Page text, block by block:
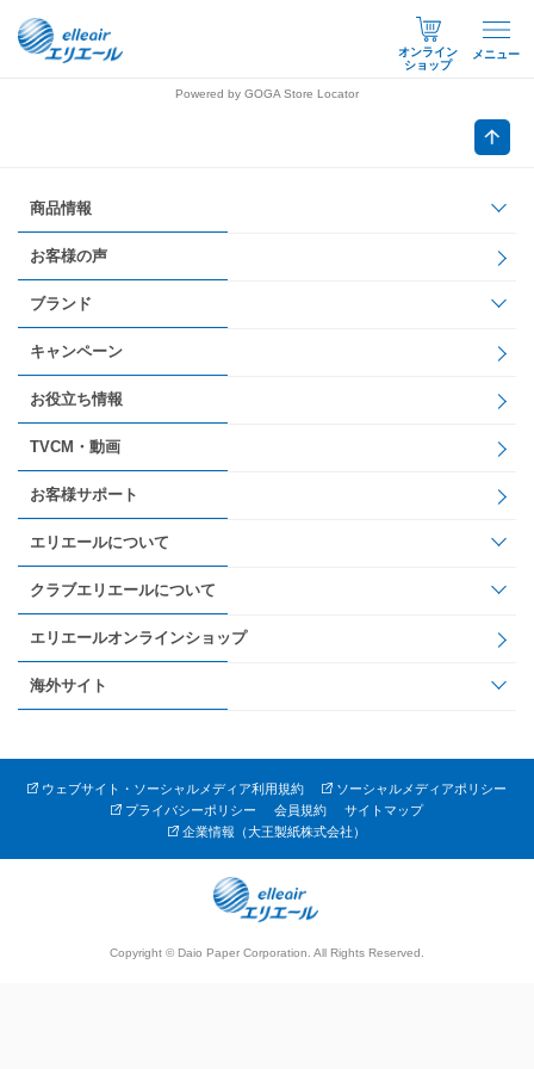
オンライン
ショップ
メニュー
Powered by GOGA Store Locator
商品情報
お客様の声
ブランド
キャンペーン
お役立ち情報
TVCM・動画
お客様サポート
エリエールについて
クラブエリエールについて
エリエールオンラインショップ
海外サイト
ウェブサイト・ソーシャルメディア利用規約
ソーシャルメディアポリシー
プライバシーポリシー
会員規約
サイトマップ
企業情報（大王製紙株式会社）
Copyright © Daio Paper Corporation. All Rights Reserved.